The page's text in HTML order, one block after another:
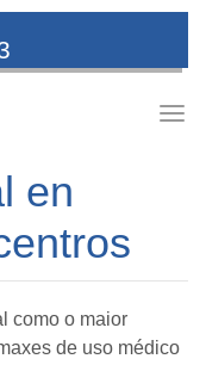
en
como o maior
de uso médico